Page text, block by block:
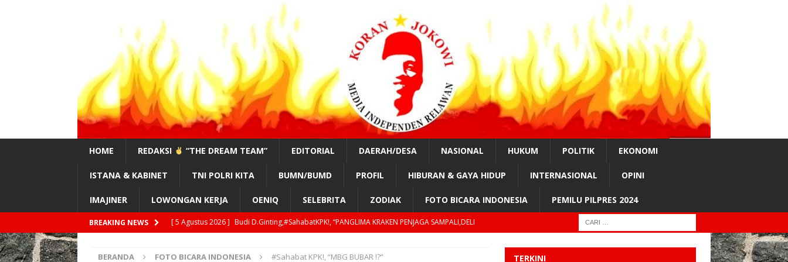
HOME REDAKSI “THE DREAM TEAM” EDITORIAL DAERAH/DESA NASIONAL HUKUM POLITIK EKONOMI
ISTANA & KABINET TNI POLRI KITA BUMN/BUMD PROFIL HIBURAN & GAYA HIDUP INTERNASIONAL OPINI
IMAJINER LOWONGAN KERJA OENIQ SELEBRITA ZODIAK FOTO BICARA INDONESIA PEMILU PILPRES 2024
BREAKING NEWS [ 5 Agustus 2026 ] Suratman,#SahabatKPK: “RELAWAN JOKOWI TOLAK MENTAN DIRESHUFFLE
BERANDA FOTO BICARA INDONESIA #Sahabat KPK!, “MBG BUBAR !?” TERKINI